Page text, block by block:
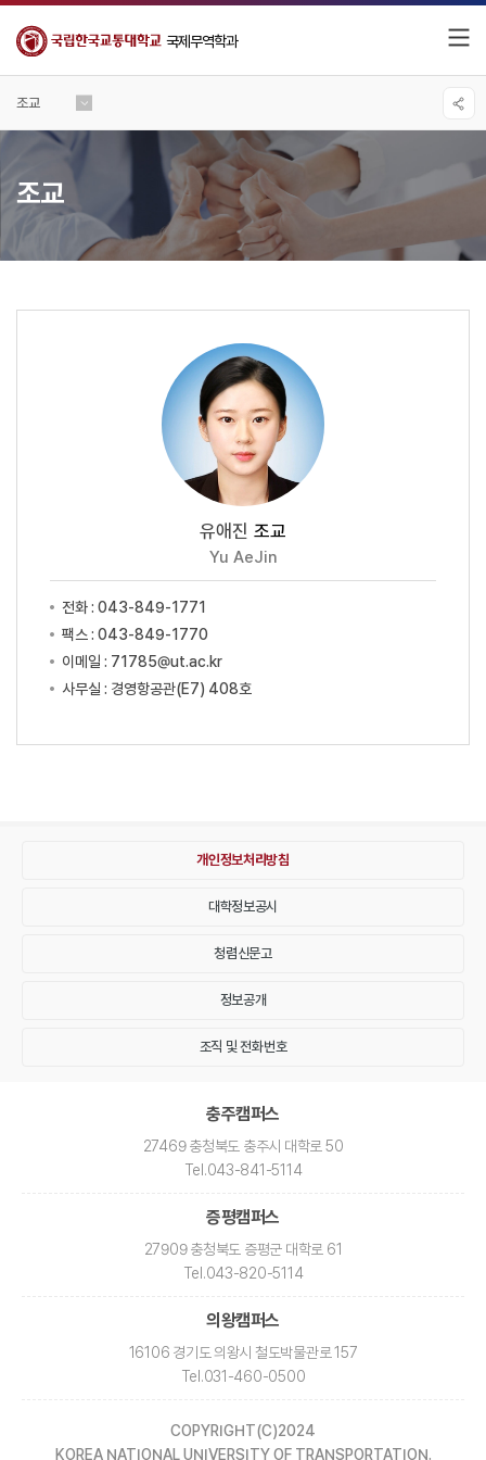
국제무역학과
조교
조교
유애진 조교
Yu AeJin
전화 : 043-849-1771
팩스 : 043-849-1770
이메일 : 71785@ut.ac.kr
사무실 : 경영항공관(E7) 408호
개인정보처리방침
대학정보공시
청렴신문고
정보공개
조직 및 전화번호
충주캠퍼스
27469 충청북도 충주시 대학로 50
Tel .043-841-5114
증평캠퍼스
27909 충청북도 증평군 대학로 61
Tel .043-820-5114
의왕캠퍼스
16106 경기도 의왕시 철도박물관로 157
Tel .031-460-0500
COPYRIGHT(C)2024
KOREA NATIONAL UNIVERSITY OF TRANSPORTATION.